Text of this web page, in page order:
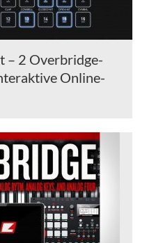
– 2 Overbridge-
Online-